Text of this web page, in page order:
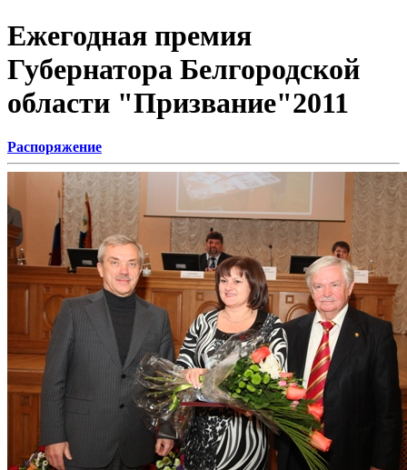
Ежегодная премия
Губернатора Белгородской
области "Призвание"2011
Распоряжение